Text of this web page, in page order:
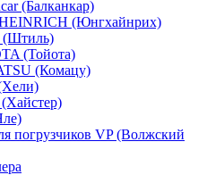
(Балканкар)
(Юнгхайнрих)
(Штиль)
(Тойота)
(Комацу)
погрузчиков VP (Волжский